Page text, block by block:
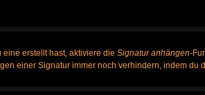
erstellt hast, aktiviere die Signatur anhängen-
einer Signatur immer noch verhindern, indem